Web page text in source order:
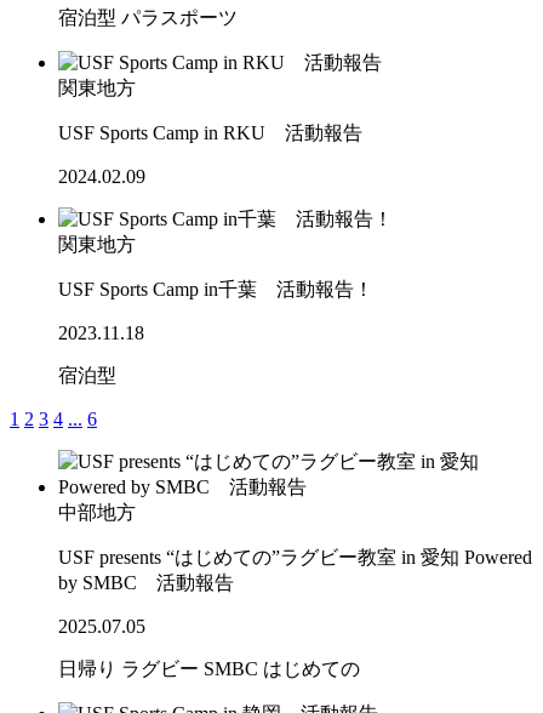
宿泊型 パラスポーツ
関東地方
USF Sports Camp in RKU 活動報告
2024.02.09
関東地方
USF Sports Camp in千葉 活動報告！
2023.11.18
宿泊型
1 2 3 4 ... 6
中部地方
USF presents “はじめての”ラグビー教室 in 愛知 Powered
by SMBC 活動報告
2025.07.05
日帰り ラグビー SMBC はじめての